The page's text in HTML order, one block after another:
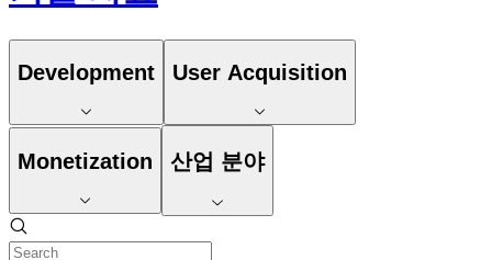
Development User Acquisition
Monetization 산업 분야